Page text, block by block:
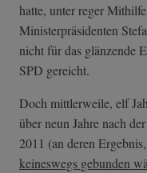
hatte, unter reger
Ministerpräsidenten
nicht für das glänzende
SPD gereicht.
Doch mittlerweile, elf
über neun Jahre nach
2011 (an deren
keineswegs gebunden